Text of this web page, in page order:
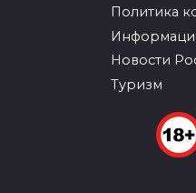
Политика
Новости
Туризм